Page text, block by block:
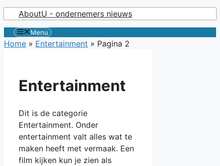
naar
de
inhoud
AboutU - ondernemers nieuws
Menu
Home » Entertainment » Pagina 2
Entertainment
Dit is de categorie
Entertainment. Onder
entertainment valt alles wat te
maken heeft met vermaak. Een
film kijken kun je zien als